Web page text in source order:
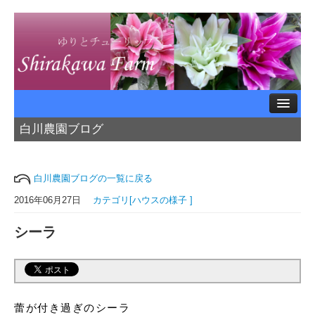
農園紹介
白川農園ブログ
白川農園ブログの一覧に戻る
2016年06月27日 カテゴリ[ハウスの様子 ]
シーラ
蕾が付き過ぎのシーラ